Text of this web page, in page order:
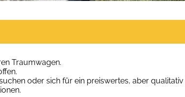
Traumwagen.
oder sich für ein preiswertes, aber